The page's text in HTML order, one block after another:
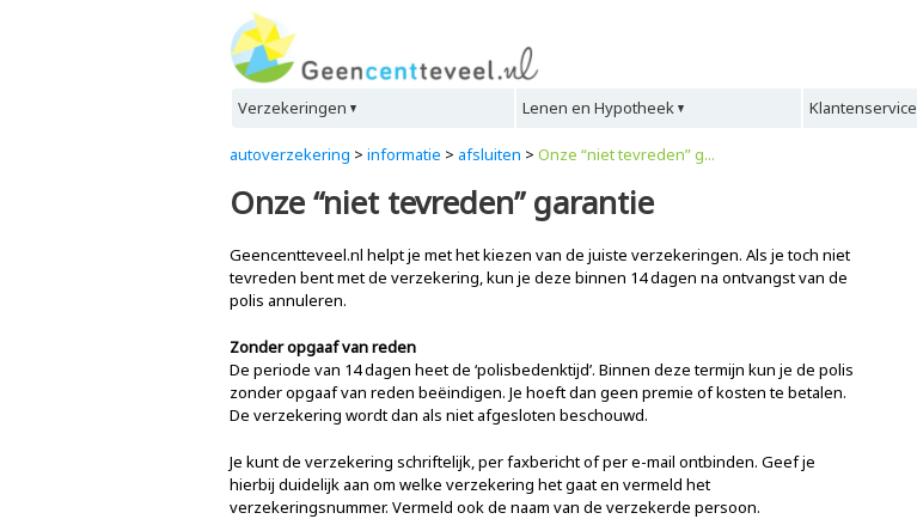
Verzekeringen
Lenen en Hypotheek Klantenservice
autoverzekering > informatie > afsluiten > Onze “niet tevreden” g...
Onze “niet tevreden” garantie
Geencentteveel.nl helpt je met het kiezen van de juiste verzekeringen. Als je toch niet
tevreden bent met de verzekering, kun je deze binnen 14 dagen na ontvangst van de
polis annuleren.
Zonder opgaaf van reden
De periode van 14 dagen heet de ‘polisbedenktijd’. Binnen deze termijn kun je de polis
zonder opgaaf van reden beëindigen. Je hoeft dan geen premie of kosten te betalen.
De verzekering wordt dan als niet afgesloten beschouwd.
Je kunt de verzekering schriftelijk, per faxbericht of per e-mail ontbinden. Geef je
hierbij duidelijk aan om welke verzekering het gaat en vermeld het
verzekeringsnummer. Vermeld ook de naam van de verzekerde persoon.